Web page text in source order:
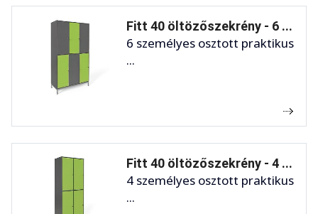
Fitt 40 öltözőszekrény - 6 ...
6 személyes osztott praktikus
...
Fitt 40 öltözőszekrény - 4 ...
4 személyes osztott praktikus
...